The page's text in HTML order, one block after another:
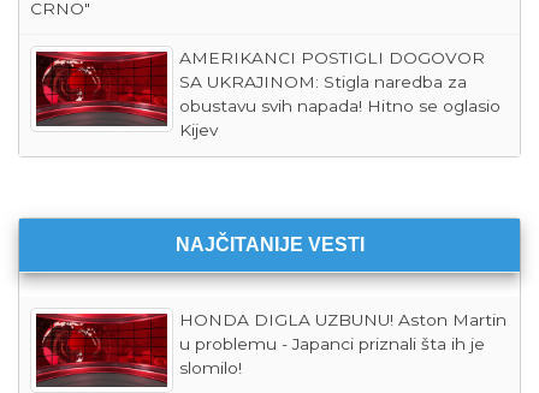
CRNO"
AMERIKANCI POSTIGLI DOGOVOR
SA UKRAJINOM: Stigla naredba za
obustavu svih napada! Hitno se oglasio
Kijev
NAJČITANIJE VESTI
HONDA DIGLA UZBUNU! Aston Martin
u problemu - Japanci priznali šta ih je
slomilo!